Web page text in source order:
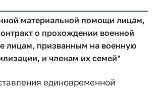
материальной помощи лицам,
о прохождении военной
лицам, призванным на военную
и членам их семей"
единовременной